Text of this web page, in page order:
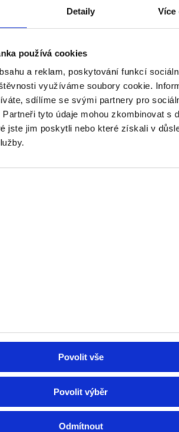
Detaily Více
používá cookies
a reklam, poskytování funkcí
využíváme soubory cookie.
sdílíme se svými partnery pro
tyto údaje mohou zkombinovat s
jste jim poskytli nebo které získali v
Povolit vše
Povolit výběr
Odmítnout